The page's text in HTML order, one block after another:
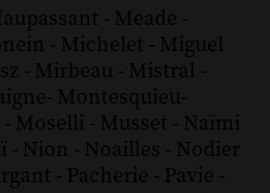
- Meade -
- Michelet - Miguel
- Mirbeau - Mistral -
- Montesquieu-
- Moselli - Musset - Naïmi
- Nion - Noailles - Nodier
- Pacherie - Pavie -